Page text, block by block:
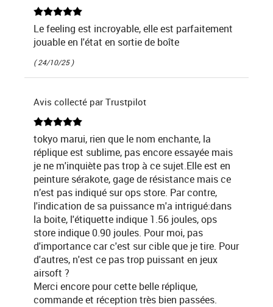
Le feeling est incroyable, elle est parfaitement
jouable en l'état en sortie de boîte
( 24/10/25 )
Avis collecté par Trustpilot
tokyo marui, rien que le nom enchante, la
réplique est sublime, pas encore essayée mais
je ne m'inquiète pas trop à ce sujet.Elle est en
peinture sérakote, gage de résistance mais ce
n’est pas indiqué sur ops store. Par contre,
l'indication de sa puissance m'a intrigué:dans
la boite, l'étiquette indique 1.56 joules, ops
store indique 0.90 joules. Pour moi, pas
d'importance car c'est sur cible que je tire. Pour
d'autres, n'est ce pas trop puissant en jeux
airsoft ?
Merci encore pour cette belle réplique,
commande et réception très bien passées.